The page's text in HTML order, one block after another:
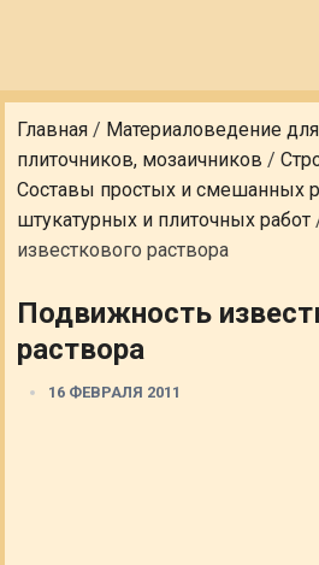
Главная / Материаловедение
плиточников, мозаичников /
Составы простых и смешанных
штукатурных и плиточных работ
известкового раствора
Подвижность
раствора
16 ФЕВРАЛЯ 2011